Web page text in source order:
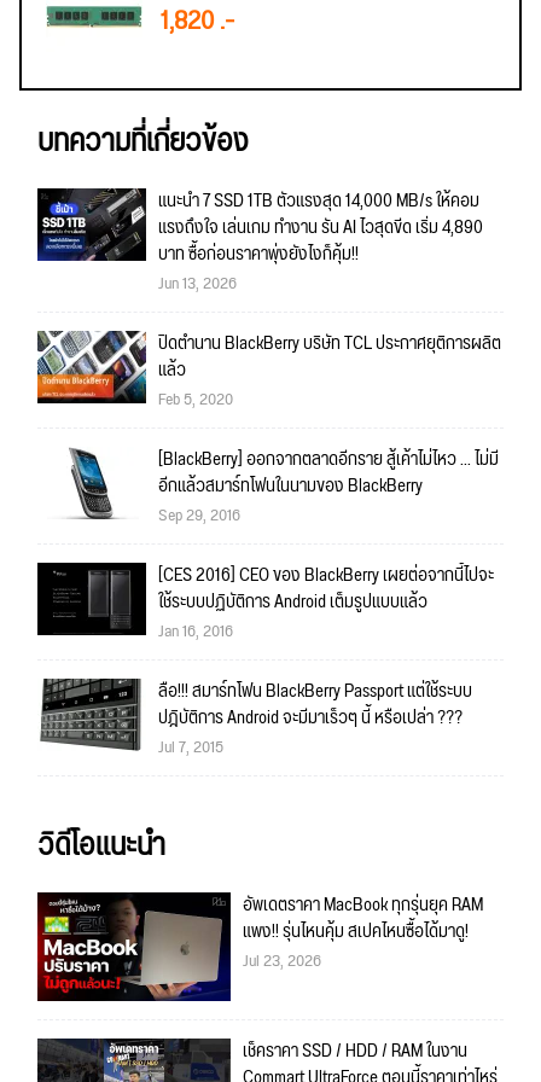
1,820 .-
บทความที่เกี่ยวข้อง
แนะนำ 7 SSD 1TB ตัวแรงสุด 14,000 MB/s ให้คอม
แรงถึงใจ เล่นเกม ทำงาน รัน AI ไวสุดขีด เริ่ม 4,890
บาท ซื้อก่อนราคาพุ่งยังไงก็คุ้ม!!
Jun 13, 2026
ปิดตำนาน BlackBerry บริษัท TCL ประกาศยุติการผลิต
แล้ว
Feb 5, 2020
[BlackBerry] ออกจากตลาดอีกราย สู้เค้าไม่ไหว ... ไม่มี
อีกแล้วสมาร์ทโฟนในนามของ BlackBerry
Sep 29, 2016
[CES 2016] CEO ของ BlackBerry เผยต่อจากนี้ไปจะ
ใช้ระบบปฏิบัติการ Android เต็มรูปแบบแล้ว
Jan 16, 2016
ลือ!!! สมาร์ทโฟน BlackBerry Passport แต่ใช้ระบบ
ปฎิบัติการ Android จะมีมาเร็วๆ นี้ หรือเปล่า ???
Jul 7, 2015
วิดีโอแนะนำ
อัพเดตราคา MacBook ทุกรุ่นยุค RAM
แพง!! รุ่นไหนคุ้ม สเปคไหนซื้อได้มาดู!
Jul 23, 2026
เช็คราคา SSD / HDD / RAM ในงาน